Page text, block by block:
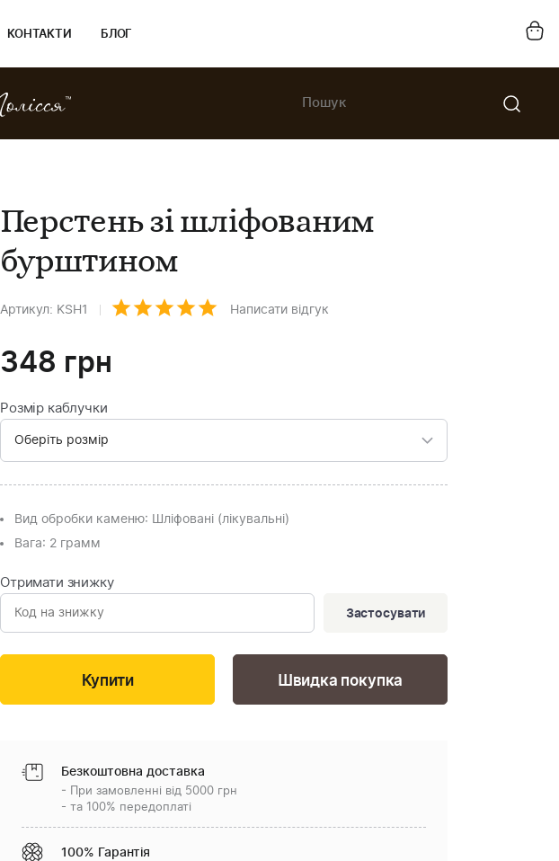
КОНТАКТИ БЛОГ
Перстень зі шліфованим
бурштином
Артикул: KSH1 Написати відгук
348 грн
Розмір каблучки
Вид обробки каменю: Шліфовані (лікувальні)
Вага: 2 грамм
Отримати знижку
Застосувати
Швидка покупка
Безкоштовна доставка
- При замовленні від 5000 грн
- та 100% передоплаті
100% Гарантія